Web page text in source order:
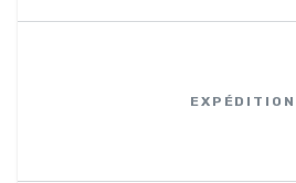
EXPÉDITION